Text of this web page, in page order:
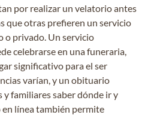
por realizar un velatorio antes
que otras prefieren un servicio
o privado. Un servicio
celebrarse en una funeraria,
significativo para el ser
varían, y un obituario
y familiares saber dónde ir y
línea también permite